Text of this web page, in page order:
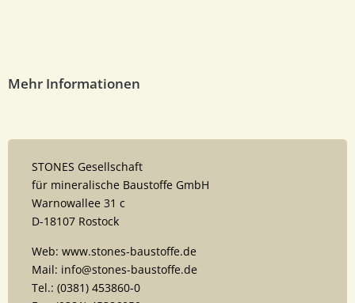
Mehr Informationen
STONES Gesellschaft
für mineralische Baustoffe GmbH
Warnowallee 31 c
D-18107 Rostock
Web: www.stones-baustoffe.de
Mail: info@stones-baustoffe.de
Tel.: (0381) 453860-0